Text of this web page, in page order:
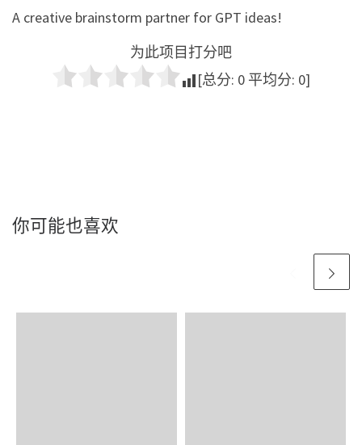
A creative brainstorm partner for GPT ideas!
为此项目打分吧
[总分: 0 平均分: 0]
你可能也喜欢